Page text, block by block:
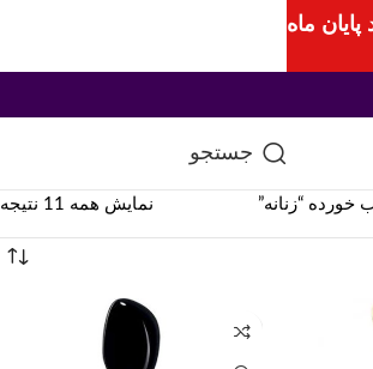
جستجو
“زنانه” نمایش همه 11 نتیجه
ماه